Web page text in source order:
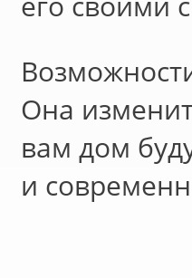
Она
вам дом
и